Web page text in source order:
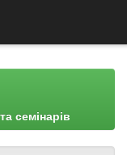
семінарів